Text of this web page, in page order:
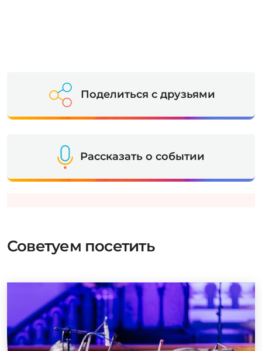
Поделиться с друзьями
Рассказать о событии
Советуем посетить